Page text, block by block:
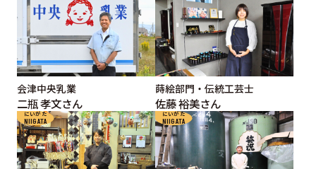
会津中央乳業
二瓶 孝文さん
蒔絵部門・伝統工芸士
佐藤 裕美さん
にいがた
NIIGATA
にいがた
NIIGATA